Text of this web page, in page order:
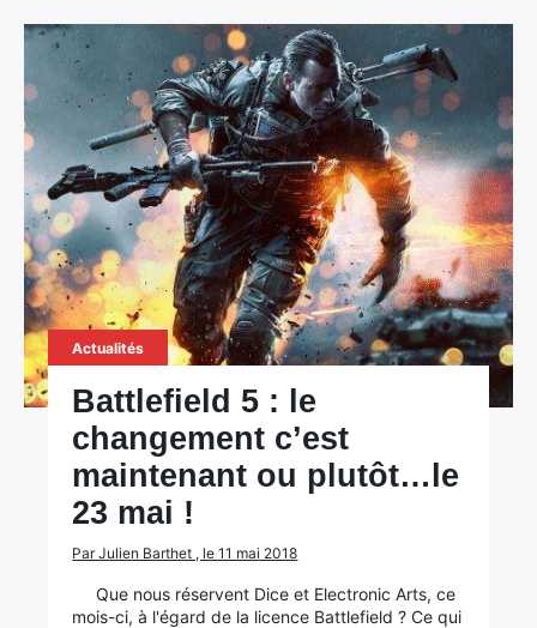
Actualités
Battlefield 5 : le
changement c’est
maintenant ou plutôt…le
23 mai !
Par Julien Barthet , le 11 mai 2018
Que nous réservent Dice et Electronic Arts, ce
mois-ci, à l'égard de la licence Battlefield ? Ce qui